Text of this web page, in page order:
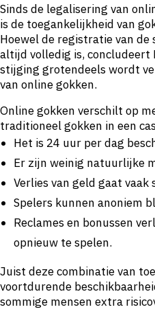
Sinds de legalisering van
is de toegankelijkheid van
Hoewel de registratie van de
altijd volledig is, concludeert
stijging grotendeels wordt
van online gokken.
Online gokken verschilt op
traditioneel gokken in een
Het is 24 uur per dag
Er zijn weinig natuurlijke
Verlies van geld gaat vaak
Spelers kunnen anoniem
Reclames en bonussen
opnieuw te spelen.
Juist deze combinatie van
voortdurende
sommige mensen extra